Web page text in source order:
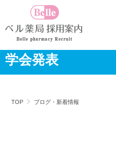
学会発表
TOP ブログ・新着情報